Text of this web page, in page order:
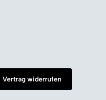
Vertrag widerrufen